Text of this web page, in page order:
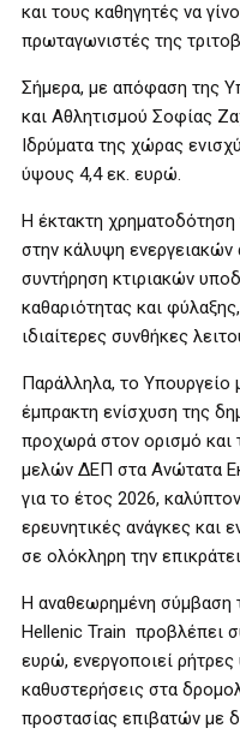
και τους καθηγητές να
πρωταγωνιστές της
Σήμερα, με απόφαση της
και Αθλητισμού Σοφίας
Ιδρύματα της χώρας
ύψους 4,4 εκ. ευρώ.
Η έκτακτη
στην κάλυψη ενεργειακών
συντήρηση κτιριακών
καθαριότητας και
ιδιαίτερες συνθήκες
Παράλληλα, το Υπουργείο
έμπρακτη ενίσχυση της
προχωρά στον ορισμό και
μελών ΔΕΠ στα Ανώτατα
για το έτος 2026,
ερευνητικές ανάγκες και
σε ολόκληρη την
Η αναθεωρημένη σύμβαση
Hellenic Train προβλέπει
ευρώ, ενεργοποιεί
καθυστερήσεις στα
προστασίας επιβατών με